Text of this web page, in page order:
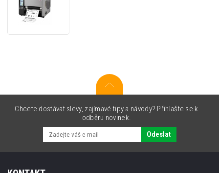
135A002-
dpi),
RTC,
display,
EZ,
USB,
RS232,
Chcete dostávat slevy, zajímavé tipy a návody? Přihlašte se k
odběru novinek.
Odeslat